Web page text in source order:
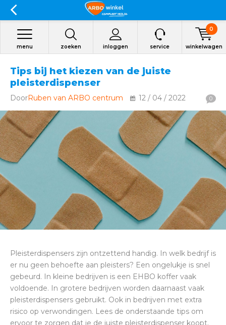
zoeken inloggen
menu service winkelwagen
0
Tips bij het kiezen van de juiste
pleisterdispenser
DoorRuben van ARBO centrum 12 / 04 / 2022 0
Pleisterdispensers zijn ontzettend handig. In welk bedrijf is
er nu geen behoefte aan pleisters? Een ongelukje is snel
gebeurd. In kleine bedrijven is een EHBO koffer vaak
voldoende. In grotere bedrijven worden daarnaast vaak
pleisterdispensers gebruikt. Ook in bedrijven met extra
risico op verwondingen. Lees de onderstaande tips om
ervoor te zorgen dat je de juiste pleisterdispenser koopt.